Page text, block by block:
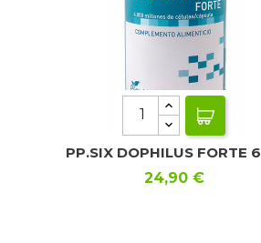
PP.SIX DOPHILUS FORTE
Precio
24,90 €